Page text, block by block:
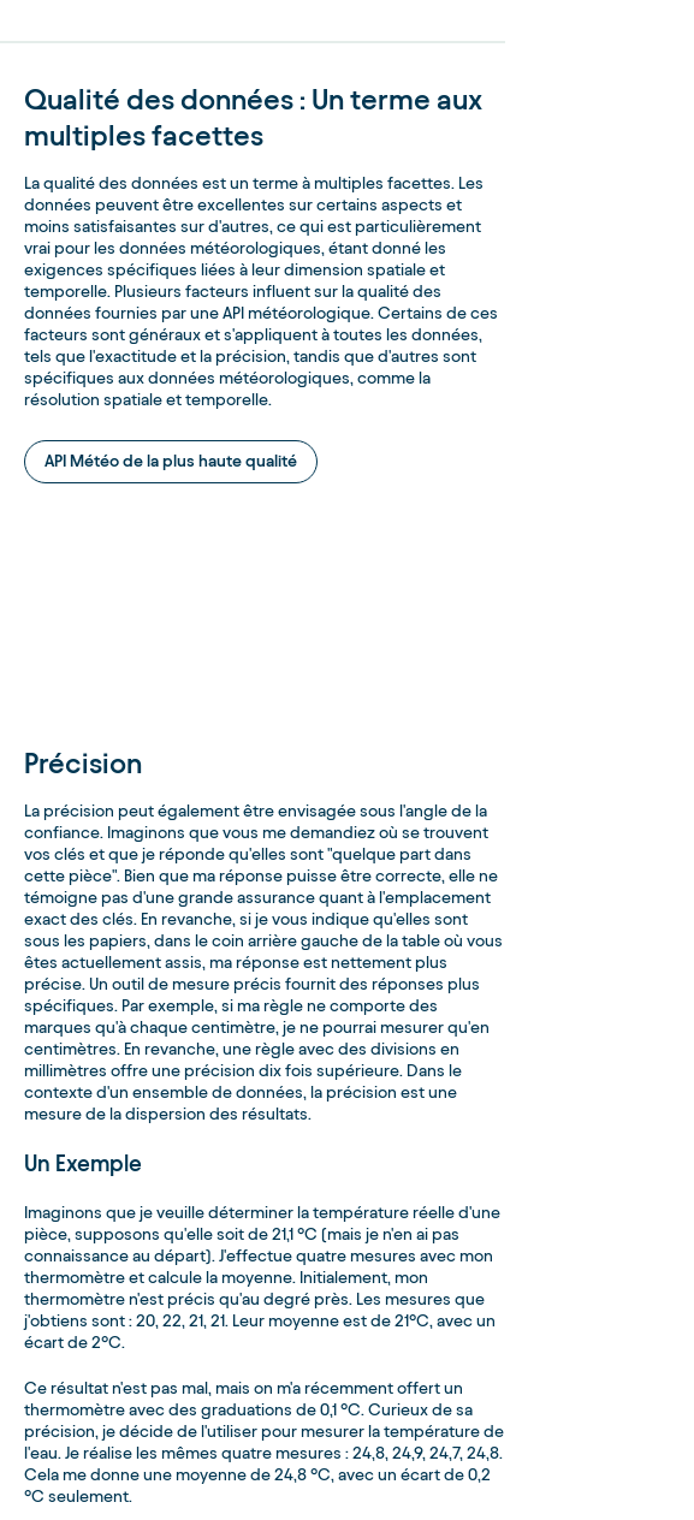
Qualité des données : Un terme aux
multiples facettes
La qualité des données est un terme à multiples facettes. Les
données peuvent être excellentes sur certains aspects et
moins satisfaisantes sur d'autres, ce qui est particulièrement
vrai pour les données météorologiques, étant donné les
exigences spécifiques liées à leur dimension spatiale et
temporelle. Plusieurs facteurs influent sur la qualité des
données fournies par une API météorologique. Certains de ces
facteurs sont généraux et s'appliquent à toutes les données,
tels que l'exactitude et la précision, tandis que d'autres sont
spécifiques aux données météorologiques, comme la
résolution spatiale et temporelle.
API Météo de la plus haute qualité
Précision
La précision peut également être envisagée sous l'angle de la
confiance. Imaginons que vous me demandiez où se trouvent
vos clés et que je réponde qu'elles sont "quelque part dans
cette pièce". Bien que ma réponse puisse être correcte, elle ne
témoigne pas d'une grande assurance quant à l'emplacement
exact des clés. En revanche, si je vous indique qu'elles sont
sous les papiers, dans le coin arrière gauche de la table où vous
êtes actuellement assis, ma réponse est nettement plus
précise. Un outil de mesure précis fournit des réponses plus
spécifiques. Par exemple, si ma règle ne comporte des
marques qu'à chaque centimètre, je ne pourrai mesurer qu'en
centimètres. En revanche, une règle avec des divisions en
millimètres offre une précision dix fois supérieure. Dans le
contexte d'un ensemble de données, la précision est une
mesure de la dispersion des résultats.
Un Exemple
Imaginons que je veuille déterminer la température réelle d'une
pièce, supposons qu'elle soit de 21,1 °C (mais je n'en ai pas
connaissance au départ). J'effectue quatre mesures avec mon
thermomètre et calcule la moyenne. Initialement, mon
thermomètre n'est précis qu'au degré près. Les mesures que
j'obtiens sont : 20, 22, 21, 21. Leur moyenne est de 21°C, avec un
écart de 2°C.
Ce résultat n'est pas mal, mais on m'a récemment offert un
thermomètre avec des graduations de 0,1 °C. Curieux de sa
précision, je décide de l'utiliser pour mesurer la température de
l'eau. Je réalise les mêmes quatre mesures : 24,8, 24,9, 24,7, 24,8.
Cela me donne une moyenne de 24,8 °C, avec un écart de 0,2
°C seulement.